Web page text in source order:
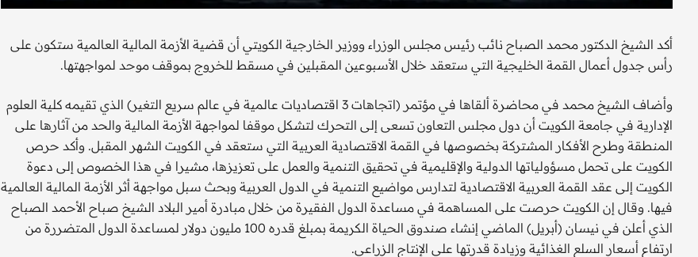
أكد الشيخ الدكتور محمد الصباح نائب رئيس مجلس الوزراء ووزير الخارجية الكويتي أن قضية الأزمة المالية العالمية ستكون على
رأس جدول أعمال القمة الخليجية التي ستعقد خلال الأسبوعين المقبلين في مسقط للخروج بموقف موحد لمواجهتها.
وأضاف الشيخ محمد في محاضرة ألقاها في مؤتمر (اتجاهات 3 اقتصاديات عالمية في عالم سريع التغير) الذي تقيمه كلية العلوم
الإدارية في جامعة الكويت أن دول مجلس التعاون تسعى إلى التحرك لتشكل موقفا لمواجهة الأزمة المالية والحد من آثارها على
المنطقة وطرح الأفكار المشتركة بخصوصها في القمة الاقتصادية العربية التي ستعقد في الكويت الشهر المقبل. وأكد حرص
الكويت على تحمل مسؤولياتها الدولية والإقليمية في تحقيق التنمية والعمل على تعزيزها، مشيرا في هذا الخصوص إلى دعوة
الكويت إلى عقد القمة العربية الاقتصادية لتدارس مواضيع التنمية في الدول العربية وبحث سبل مواجهة أثر الأزمة المالية العالمية
فيها. وقال إن الكويت حرصت على المساهمة في مساعدة الدول الفقيرة من خلال مبادرة أمير البلاد الشيخ صباح الأحمد الصباح
الذي أعلن في نيسان (أبريل) الماضي إنشاء صندوق الحياة الكريمة بمبلغ قدره 100 مليون دولار لمساعدة الدول المتضررة من
ارتفاع أسعار السلع الغذائية وزيادة قدرتها على الإنتاج الزراعي.